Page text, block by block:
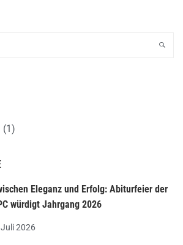
(1)
Eleganz und Erfolg: Abiturfeier der
würdigt Jahrgang 2026
2026